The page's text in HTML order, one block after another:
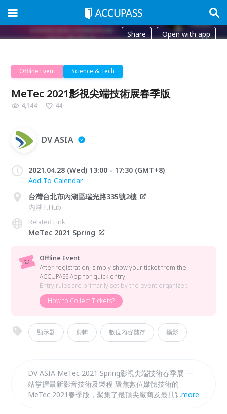
Share Open with app
Offline Event Science & Tech
MeTec 2021影視尖端技術展春季版
4,144 44
DV ASIA
2021.04.28 (Wed) 13:00 - 17:30 (GMT+8)
Add To Calendar
台灣台北市內湖區瑞光路335號2樓
內湖T.Hub
Related Link
MeTec 2021 Spring
Offline Event
After registration, simply show your ticket from the
ACCUPASS App for quick entry.
Entry rules are primarily set by the event organizer.
How to Collect Tickets?
顯示器 剪輯 數位內容儲存 攝影
DV ASIA MeTec 2021 Spring影視尖端技術春季展 一
站掌握最新影音技術及製程 聚焦數位媒體技術的
MeTec 2021春季版，聚集了最頂尖廠商及最具實務的
...more